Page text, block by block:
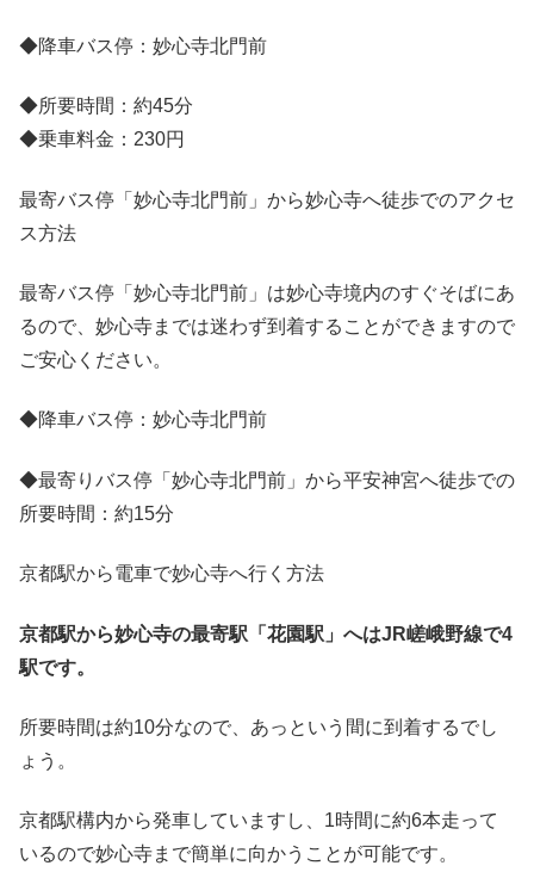
◆降車バス停：妙心寺北門前
◆所要時間：約45分
◆乗車料金：230円
最寄バス停「妙心寺北門前」から妙心寺へ徒歩でのアクセ
ス方法
最寄バス停「妙心寺北門前」は妙心寺境内のすぐそばにあ
るので、妙心寺までは迷わず到着することができますので
ご安心ください。
◆降車バス停：妙心寺北門前
◆最寄りバス停「妙心寺北門前」から平安神宮へ徒歩での
所要時間：約15分
京都駅から電車で妙心寺へ行く方法
京都駅から妙心寺の最寄駅「花園駅」へはJR嵯峨野線で4
駅です。
所要時間は約10分なので、あっという間に到着するでし
ょう。
京都駅構内から発車していますし、1時間に約6本走って
いるので妙心寺まで簡単に向かうことが可能です。